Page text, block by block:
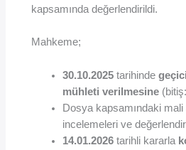
kapsamında değerlendirildi.
Mahkeme;
30.10.2025 tarihindegeçici
mühleti verilmesine
Dosya kapsamındaki
incelemeleri ve
14.01.2026 tarihli kararla